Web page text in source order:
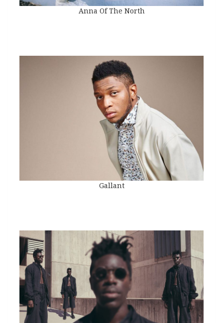
Anna Of The North
Gallant